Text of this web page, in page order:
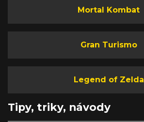
Mortal Kombat
Gran Turismo
Legend of Zelda
Tipy, triky, návody